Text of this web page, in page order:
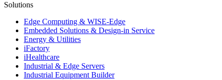
Solutions
Edge Computing & WISE-Edge
Embedded Solutions & Design-in Service
Energy & Utilities
iFactory
iHealthcare
Industrial & Edge Servers
Industrial Equipment Builder